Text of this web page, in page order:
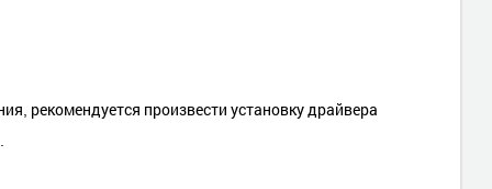
рекомендуется произвести установку драйвера